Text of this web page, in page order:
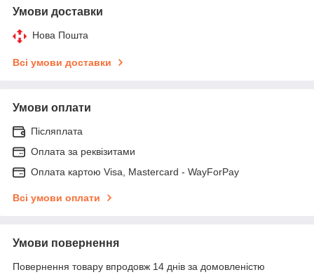
Умови доставки
Нова Пошта
Всі умови доставки
Умови оплати
Післяплата
Оплата за реквізитами
Оплата картою Visa, Mastercard - WayForPay
Всі умови оплати
Умови повернення
Повернення товару впродовж 14 днів за домовленістю